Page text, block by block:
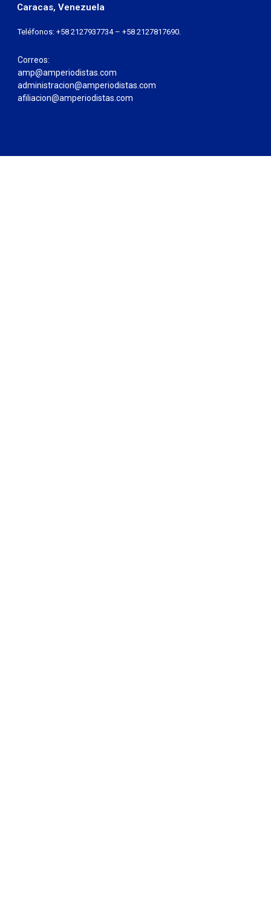
Caracas, Venezuela
Teléfonos: +58 2127937734 – +58 2127817690.
Correos:
amp@amperiodistas.com
administracion@amperiodistas.com
afiliacion@amperiodistas.com